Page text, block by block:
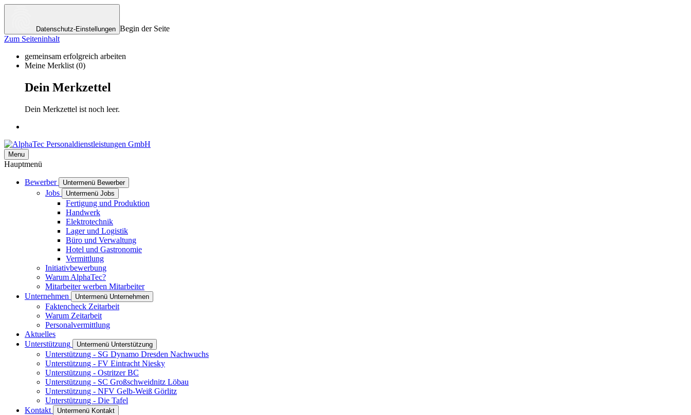
Datenschutz-Einstellungen Begin der Seite
Zum Seiteninhalt
gemeinsam erfolgreich arbeiten
Meine Merklist (0)
Dein Merkzettel
Dein Merkzettel ist noch leer.
Menu
Hauptmenü
Bewerber Untermenü Bewerber
Jobs Untermenü Jobs
Fertigung und Produktion
Handwerk
Elektrotechnik
Lager und Logistik
Büro und Verwaltung
Hotel und Gastronomie
Vermittlung
Initiativbewerbung
Warum AlphaTec?
Mitarbeiter werben Mitarbeiter
Unternehmen
Untermenü Unternehmen
Faktencheck Zeitarbeit
Warum Zeitarbeit
Personalvermittlung
Aktuelles
Unterstützung
Untermenü Unterstützung
Unterstützung - SG Dynamo Dresden Nachwuchs
Unterstützung - FV Eintracht Niesky
Unterstützung - Ostritzer BC
Unterstützung - SC Großschweidnitz Löbau
Unterstützung - NFV Gelb-Weiß Görlitz
Unterstützung - Die Tafel
Kontakt
Untermenü Kontakt